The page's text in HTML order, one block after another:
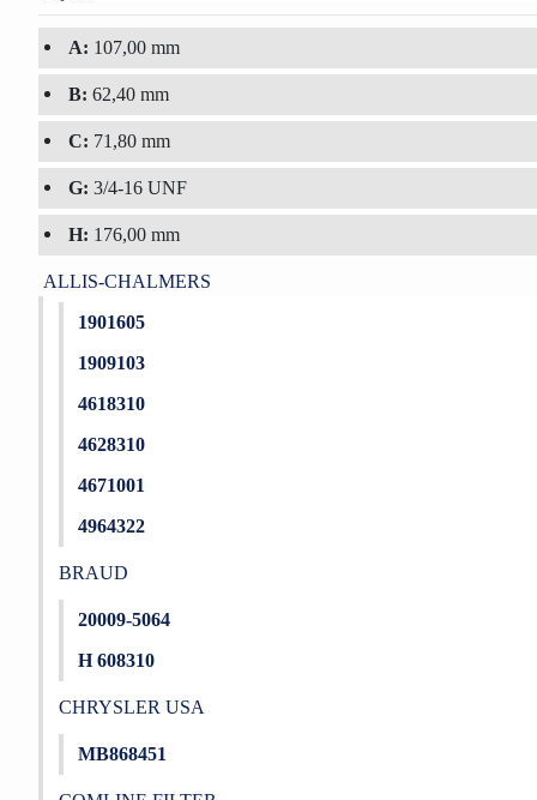
A: 107,00 mm
B: 62,40 mm
C: 71,80 mm
G: 3/4-16 UNF
H: 176,00 mm
ALLIS-CHALMERS
1901605
1909103
4618310
4628310
4671001
4964322
BRAUD
20009-5064
H 608310
CHRYSLER USA
MB868451